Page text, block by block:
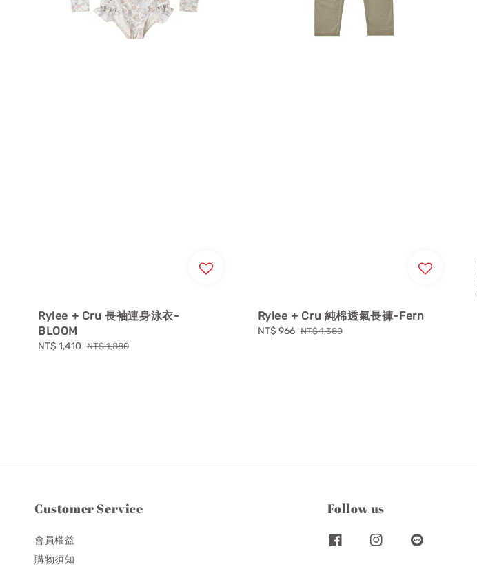
Rylee + Cru 長袖連身泳衣-
BLOOM
Sale
NT$ 1,410 Regular
NT$ 1,880
Rylee + Cru 純棉透氣長褲-Fern
Sale
NT$ 966 Regular
NT$ 1,380
Customer Service
會員權益
購物須知
Follow us